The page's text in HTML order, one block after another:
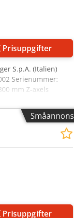
VERTIKAL
750x320
Prisuppgifter
S.p.A. (Italien)
Serienummer:
mm Z-axels
22 mm
på bordet: 5 500
12 000
Spindelkona: ISO
2 500 rpm Antal
rpm Område II: 10–
Kulskruvens
3-
Nominell ström:
IP54 Motorskydd:
Småannons
Prisuppgifter